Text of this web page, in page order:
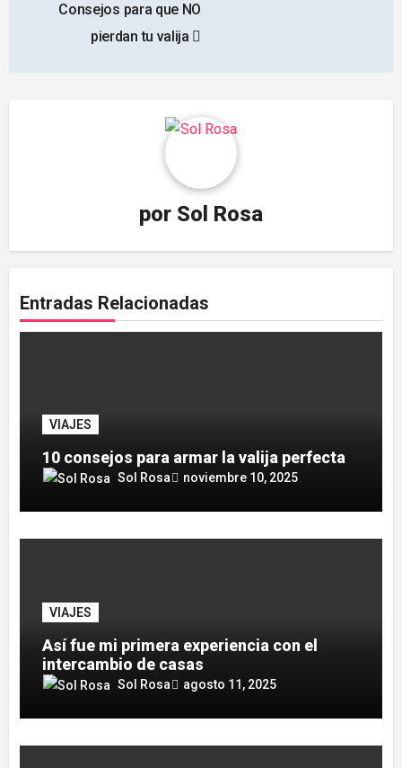
Consejos para que NO
pierdan tu valija
por Sol Rosa
Entradas Relacionadas
VIAJES
10 consejos para armar la valija perfecta
Sol Rosa noviembre 10, 2025
VIAJES
Así fue mi primera experiencia con el
intercambio de casas
Sol Rosa agosto 11, 2025